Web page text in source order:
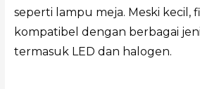
seperti lampu meja. Meski kecil,
kompatibel dengan berbagai
termasuk LED dan halogen.